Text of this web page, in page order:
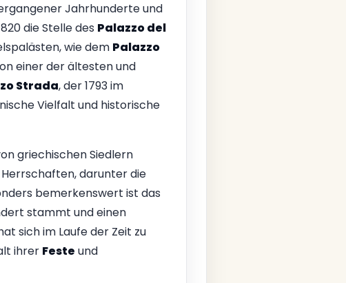
Jahrhunderte und
die Stelle des Palazzo del
wie dem Palazzo
einer der ältesten und
Strada, der 1793 im
Vielfalt und historische
griechischen Siedlern
darunter die
bemerkenswert ist das
stammt und einen
sich im Laufe der Zeit zu
ihrer Feste und